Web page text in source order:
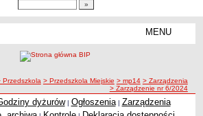
MENU
Przedszkola > Przedszkola Miejskie > mp14 > Zarządzenia
> Zarządzenie nr 6/2024
dyżurów| Ogłoszenia| Zarządzenia